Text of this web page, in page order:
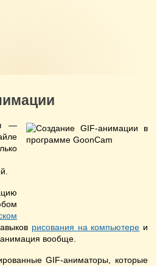
—
рисования на компьютере и
вообще.
GIF-аниматоры, которые